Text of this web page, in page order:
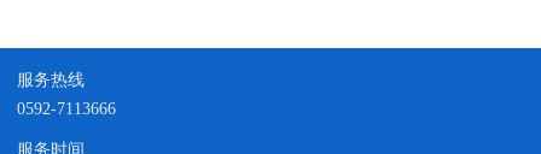
服务热线
0592-7113666
服务时间